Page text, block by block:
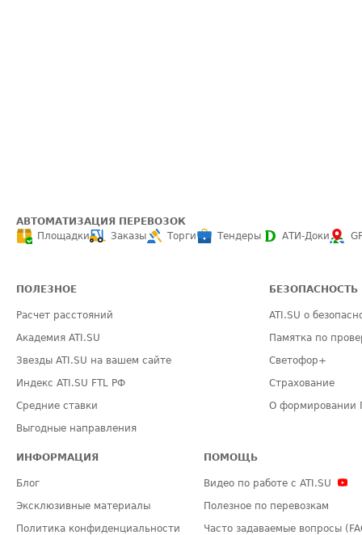
АВТОМАТИЗАЦИЯ ПЕРЕВОЗОК
Площадки
Заказы Торги Тендеры АТИ-Доки
ПОЛЕЗНОЕ
Расчет расстояний
Академия ATI.SU
Звезды ATI.SU на вашем сайте
Индекс ATI.SU FTL РФ
Средние ставки
Выгодные направления
БЕЗОПАСНОСТЬ
ATI.SU о
Памятка по
Светофор+
Страхование
О формировании
ИНФОРМАЦИЯ
Блог
Эксклюзивные материалы
Политика конфиденциальности
ПОМОЩЬ
Видео по работе с ATI.SU
Полезное по перевозкам
Часто задаваемые вопросы